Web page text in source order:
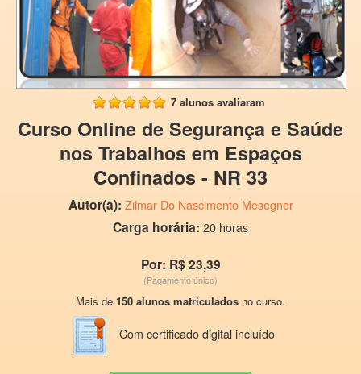
7 alunos avaliaram
Curso Online de Segurança e Saúde
nos Trabalhos em Espaços
Confinados - NR 33
Autor(a): Zilmar Do Nascimento Mesegner
Carga horária: 20 horas
Por: R$ 23,39
(Pagamento único)
Mais de 150 alunos matriculados no curso.
Com certificado digital incluído